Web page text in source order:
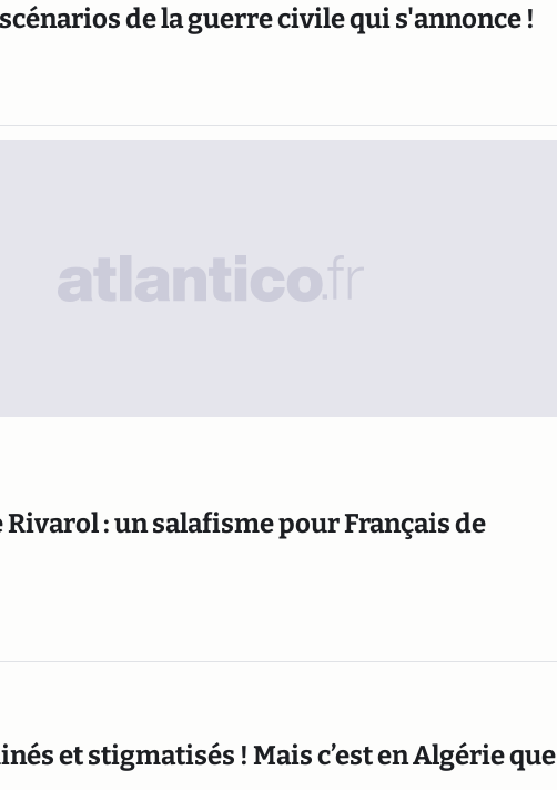
de la guerre civile qui s'annonce !
: un salafisme pour Français de
et stigmatisés ! Mais c’est en Algérie que